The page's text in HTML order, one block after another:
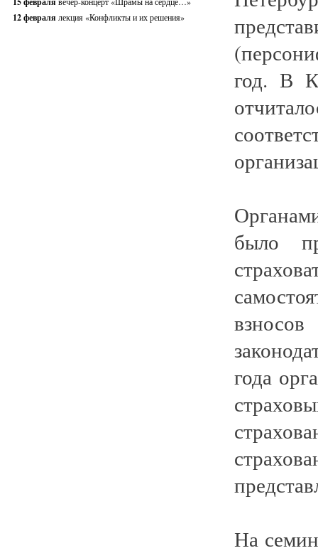
12 февраля лекция «Конфликты и их решения»
год. В
было
года
На